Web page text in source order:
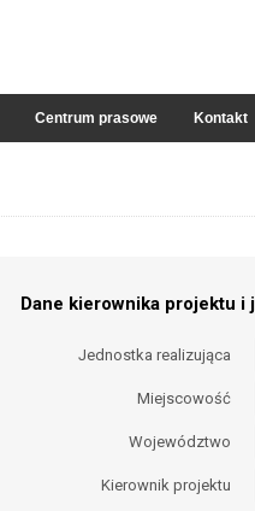
Centrum prasowe Kontakt
Dane kierownika projektu
Jednostka realizująca
Miejscowość
Województwo
Kierownik projektu